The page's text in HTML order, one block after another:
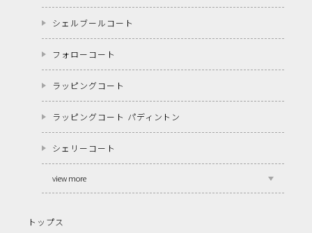
シェルブールコート
フォローコート
ラッピングコート
ラッピングコート パディントン
シェリーコート
view more
トップス